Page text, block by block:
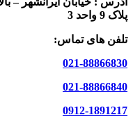
پلاک 9 واحد 3
تلفن های تماس:
021-88866830
021-88866840
0912-1891217